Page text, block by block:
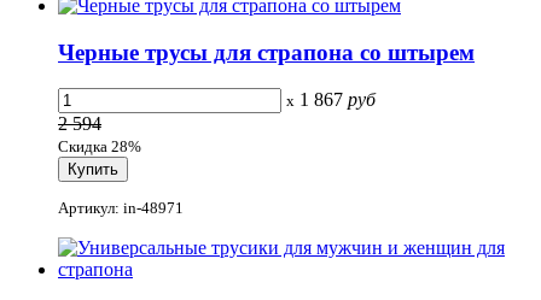
Черные трусы для страпона со штырем
x 1 867 руб
2 594
Скидка 28%
Артикул: in-48971